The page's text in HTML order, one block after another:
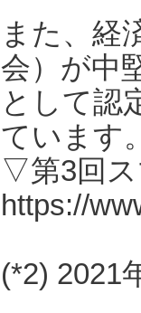
また、経
会）が中
として認
ています
▽第3回ス
https://
(*2) 2021